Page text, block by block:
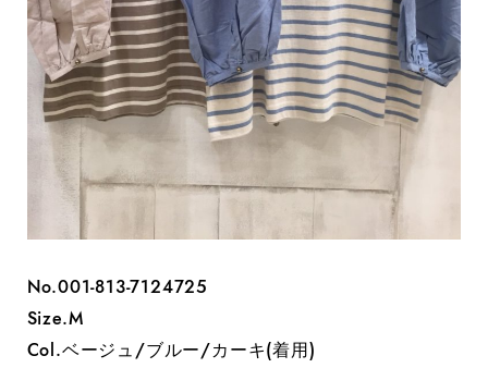
No.001-813-7124725
Size.M
Col.ベージュ/ブルー/カーキ(着用)